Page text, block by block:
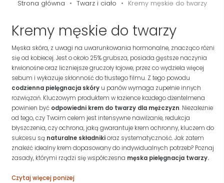
Strona główna Twarz i ciało Kremy męskie do twarzy
Kremy męskie do twarzy
Męska skóra, z uwagi na uwarunkowania hormonalne, znacząco różni
się od kobiecej. Jest o około 25% grubsza, posiada gęstsze naczynia
krwionośne oraz liczniejsze gruczoły łojowe, przez co wydziela więcej
sebum i wykazuje skłonność do tłustego filmu. Z tego powodu
codzienna pielęgnacja skóry u panów wymaga zupełnie innych
rozwiązań. Kluczowym produktem w łazience każdego dżentelmena
powinien być odpowiedni krem do twarzy dla mężczyzn. Niezależnie
od tego, czy Twoim celem jest intensywne nawilżanie, redukcja
błyszczenia, czy ochrona, jaką gwarantuje krem ochronny, kluczem do
sukcesu są naturalne składnikioraz systematyczność. Jak zatem
znaleźć idealny krem dopasowany do indywidualnych potrzeb? Poznaj
zasady, którymi rządzi się współczesna męska pielęgnacja twarzy.
Czytaj więcej poniżej